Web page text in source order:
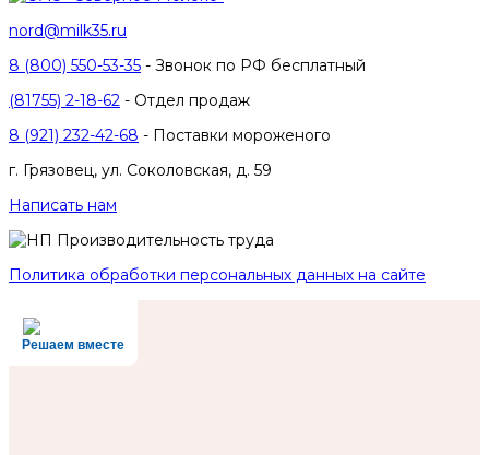
nord@milk35.ru
8 (800) 550-53-35 - Звонок по РФ бесплатный
(81755) 2-18-62 - Отдел продаж
8 (921) 232-42-68 - Поставки мороженого
г. Грязовец, ул. Соколовская, д. 59
Написать нам
Политика обработки персональных данных на сайте
Решаем вместе